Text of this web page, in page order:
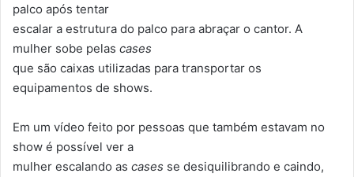
palco após tentar
escalar a estrutura do palco para abraçar o cantor. A
mulher sobe pelas cases
que são caixas utilizadas para transportar os
equipamentos de shows.
Em um vídeo feito por pessoas que também estavam no
show é possível ver a
mulher escalando as cases se desiquilibrando e caindo,